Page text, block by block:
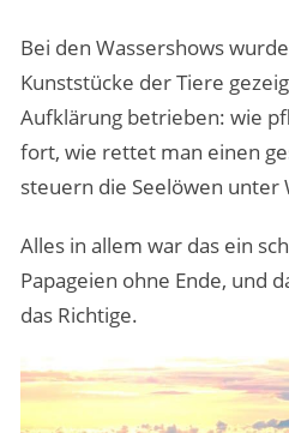
Bei den Wassershows
Kunststücke der Tiere
Aufklärung betrieben: wie
fort, wie rettet man einen
steuern die Seelöwen unter
Alles in allem war das ein
Papageien ohne Ende, und
das Richtige.